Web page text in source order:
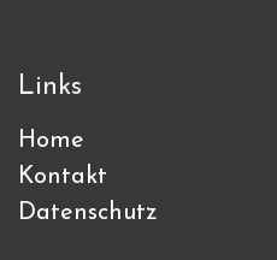
Links
Home
Kontakt
Datenschutz